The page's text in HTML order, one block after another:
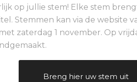
op jullie stem! Elke stem
Stemmen kan via de website
zaterdag 1 november. Op
Breng hier uw stem uit